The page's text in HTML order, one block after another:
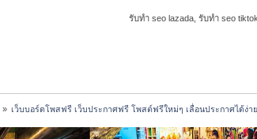
รับทำ seo lazada, รับทำ seo
» เว็บบอร์ดโพสฟรี เว็บประกาศฟรี โพสต์ฟรีใหม่ๆ เลื่อนประกาศได้ง่าย